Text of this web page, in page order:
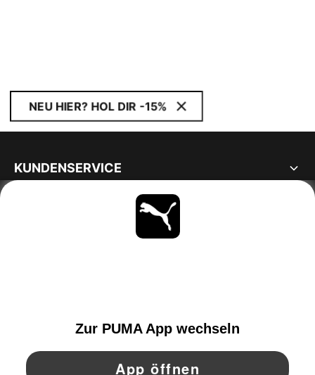
NEU HIER? HOL DIR -15%
KUNDENSERVICE
BLEIBE IMMER AUF DEM LAUFENDEN
YouTube Pinterest